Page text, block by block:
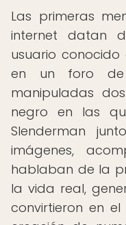
Las primeras
internet datan
usuario
en un foro de
manipuladas
negro en las
Slenderman
imágenes,
hablaban de la
la vida real,
convirtieron en